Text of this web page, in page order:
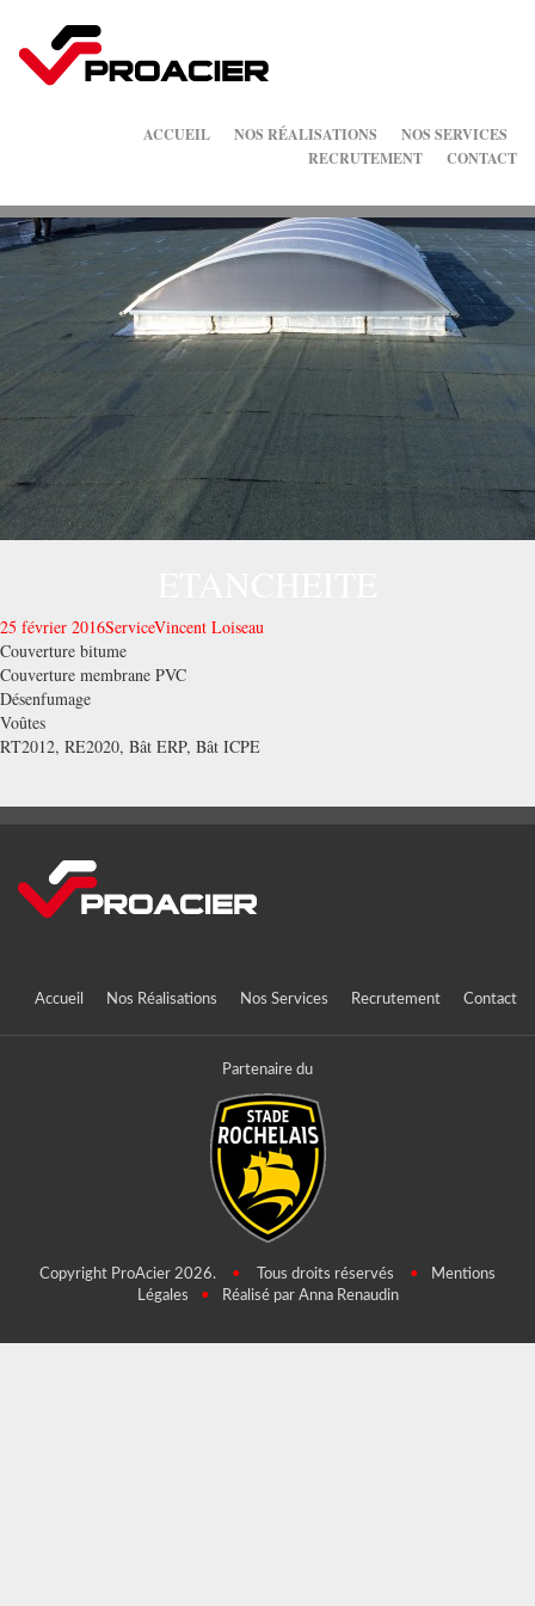
ACCUEIL NOS RÉALISATIONS
NOS SERVICES
RECRUTEMENT
CONTACT
25 février 2016ServiceVincent Loiseau
Couverture bitume
Couverture membrane PVC
Désenfumage
Voûtes
RT2012, RE2020, Bât ERP, Bât ICPE
Accueil Nos Réalisations Nos Services Recrutement Contact
Partenaire du
Copyright ProAcier 2026. • Tous droits réservés •
Mentions
Légales
• Réalisé par Anna Renaudin